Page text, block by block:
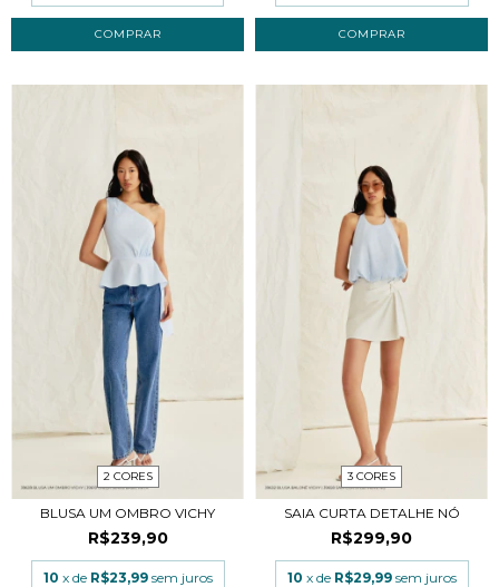
COMPRAR COMPRAR
2 CORES
BLUSA UM OMBRO VICHY
R$239,90
10 x de R$23,99 sem juros
3 CORES
SAIA CURTA DETALHE NÓ
R$299,90
10 x de R$29,99 sem juros